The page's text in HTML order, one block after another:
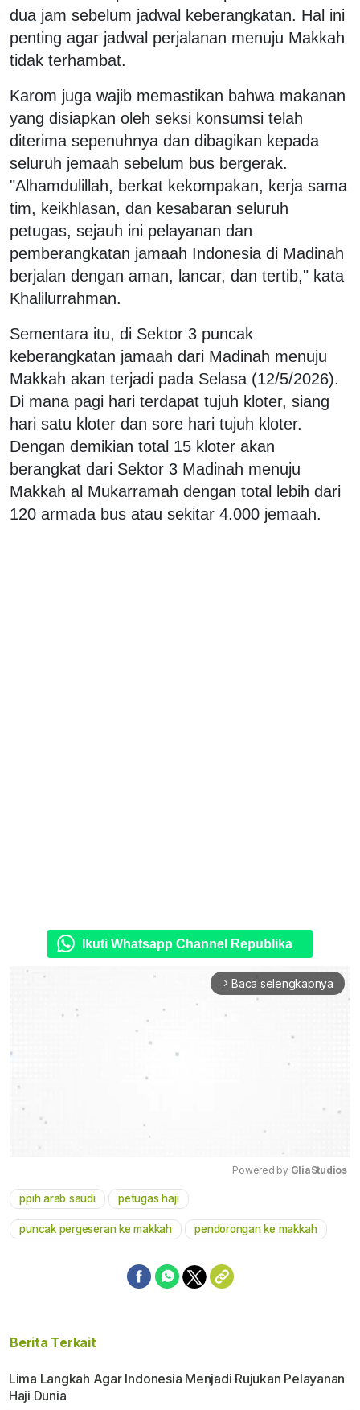
dua jam sebelum jadwal keberangkatan. Hal ini
penting agar jadwal perjalanan menuju Makkah
tidak terhambat.
Karom juga wajib memastikan bahwa makanan
yang disiapkan oleh seksi konsumsi telah
diterima sepenuhnya dan dibagikan kepada
seluruh jemaah sebelum bus bergerak.
"Alhamdulillah, berkat kekompakan, kerja sama
tim, keikhlasan, dan kesabaran seluruh
petugas, sejauh ini pelayanan dan
pemberangkatan jamaah Indonesia di Madinah
berjalan dengan aman, lancar, dan tertib," kata
Khalilurrahman.
Sementara itu, di Sektor 3 puncak
keberangkatan jamaah dari Madinah menuju
Makkah akan terjadi pada Selasa (12/5/2026).
Di mana pagi hari terdapat tujuh kloter, siang
hari satu kloter dan sore hari tujuh kloter.
Dengan demikian total 15 kloter akan
berangkat dari Sektor 3 Madinah menuju
Makkah al Mukarramah dengan total lebih dari
120 armada bus atau sekitar 4.000 jemaah.
Ikuti Whatsapp Channel Republika
arrow_forward_ios Baca selengkapnya
Powered by GliaStudios
ppih arab saudi petugas haji
puncak pergeseran ke makkah pendorongan ke makkah
Berita Terkait
Lima Langkah Agar Indonesia Menjadi Rujukan Pelayanan
Haji Dunia